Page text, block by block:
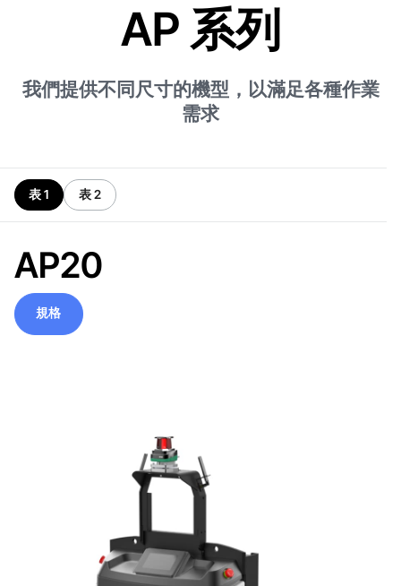
AP 系列
我們提供不同尺寸的機型，以滿足各種作業
需求
表 1 表 2
AP20
規格